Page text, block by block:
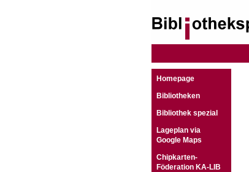
Homepage
Bibliotheken
Bibliothek spezial
Lageplan via
Google Maps
Chipkarten-
Föderation KA-LIB